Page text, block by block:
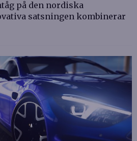
på den nordiska
satsningen kombinerar